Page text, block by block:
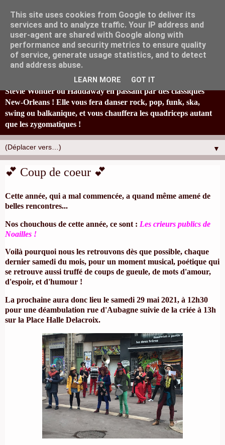
La fanfare Tahar Tag'l, originaire de Marseille, joyeusement
éclectique et à la bonne humeur typiquement locale, réinvestit
en s'amusant un paquet de standards : de Britney Spears à
Stevie Wonder ou Haddaway en passant par des classiques
New-Orleans ! Elle vous fera danser rock, pop, funk, ska,
swing ou balkanique, et vous chauffera les quadriceps autant
que les zygomatiques !
▼
💕 Coup de coeur 💕
Cette année, qui a mal commencée, a quand même amené de
belles rencontres...
Nos chouchous de cette année, ce sont : Les crieurs publics de
Noailles !
Voilà pourquoi nous les retrouvons dès que possible, chaque
dernier samedi du mois, pour un moment musical, poétique qui
se retrouve aussi truffé de coups de gueule, de mots d'amour,
d'espoir, et d'humour !
La prochaine aura donc lieu le samedi 29 mai 2021, à 12h30
pour une déambulation rue d'Aubagne suivie de la criée à 13h
sur la Place Halle Delacroix.
This site uses cookies from Google to deliver its
services and to analyze traffic. Your IP address and
user-agent are shared with Google along with
performance and security metrics to ensure quality
of service, generate usage statistics, and to detect
and address abuse.
LEARN MORE GOT IT